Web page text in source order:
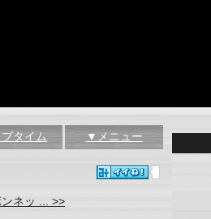
タイム ▼メニュー
ネッ ... >>